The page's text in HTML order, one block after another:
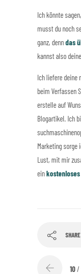
Ich könnte
musst du noch
ganz, denndas
kannst also deine
Ich liefere deine
beim Verfassen
erstelle auf
Blogartikel. Ich
Marketing sorge
Lust, mit mir
ein
SHARE
10/